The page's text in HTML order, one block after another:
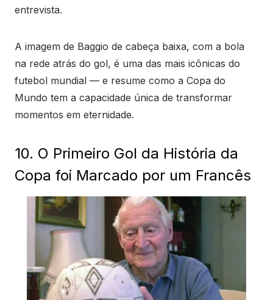
entrevista.
A imagem de Baggio de cabeça baixa, com a bola
na rede atrás do gol, é uma das mais icônicas do
futebol mundial — e resume como a Copa do
Mundo tem a capacidade única de transformar
momentos em eternidade.
10. O Primeiro Gol da História da
Copa foi Marcado por um Francês